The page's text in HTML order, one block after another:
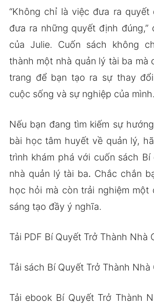
“Không chỉ là việc đưa ra quyết
đưa ra những quyết định đúng,”
của Julie. Cuốn sách không
thành một nhà quản lý tài ba mà
trang để bạn tạo ra sự thay
cuộc sống và sự nghiệp của mình.
Nếu bạn đang tìm kiếm sự
bài học tâm huyết về quản lý,
trình khám phá với cuốn sách Bí
nhà quản lý tài ba. Chắc chắn
học hỏi mà còn trải nghiệm một
sáng tạo đầy ý nghĩa.
Tải PDF Bí Quyết Trở Thành Nhà
Tải sách Bí Quyết Trở Thành Nhà
Tải ebook Bí Quyết Trở Thành